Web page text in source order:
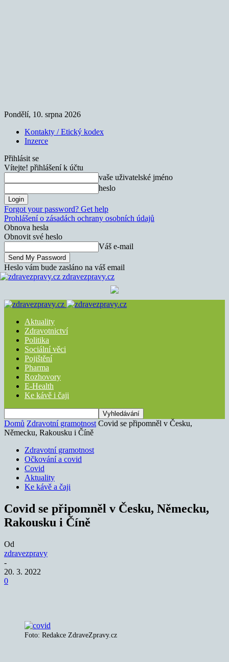
Pondělí, 10. srpna 2026
Kontakty / Etický kodex
Inzerce
Přihlásit se
Vítejte! přihlášení k účtu
vaše uživatelské jméno
heslo
Forgot your password? Get help
Prohlášení o zásadách ochrany osobních údajů
Obnova hesla
Obnovit své heslo
Váš e-mail
Heslo vám bude zasláno na váš email
zdravezpravy.cz
Aktuality
Zdravotnictví
Politika
Sociální věci
Pojištění
Pharma
Rozhovory
E-Health
Ke kávě i čaji
Domů Zdravotní gramotnost Covid se připomněl v Česku,
Německu, Rakousku i Číně
Zdravotní gramotnost
Očkování a covid
Covid
Aktuality
Ke kávě a čaji
Covid se připomněl v Česku, Německu,
Rakousku i Číně
Od
zdravezpravy
-
20. 3. 2022
0
Foto: Redakce ZdraveZpravy.cz